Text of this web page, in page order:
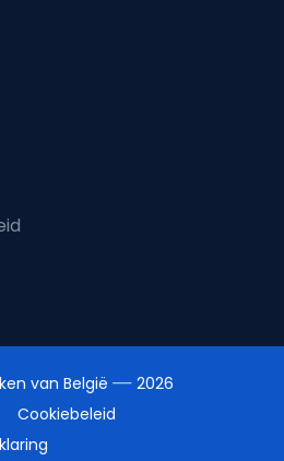
van België
2026
Cookiebeleid